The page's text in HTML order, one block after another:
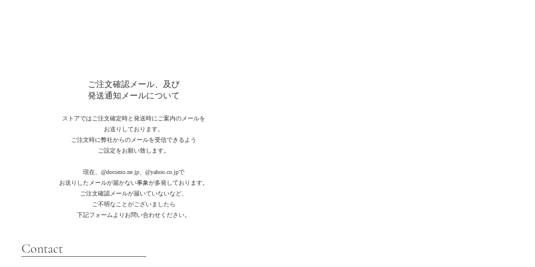
ご注文確認メール、及び
発送通知メールについて
ストアではご注文確定時と発送時にご案内のメールを
お送りしております。
ご注文時に弊社からのメールを受信できるよう
ご設定をお願い致します。
現在、 @docomo.ne.jp、@yahoo.co.jpで
お送りしたメールが届かない事象が多発しております。
ご注文確認メールが届いていないなど、
ご不明なことがございましたら
下記フォームよりお問い合わせください。
​Contact